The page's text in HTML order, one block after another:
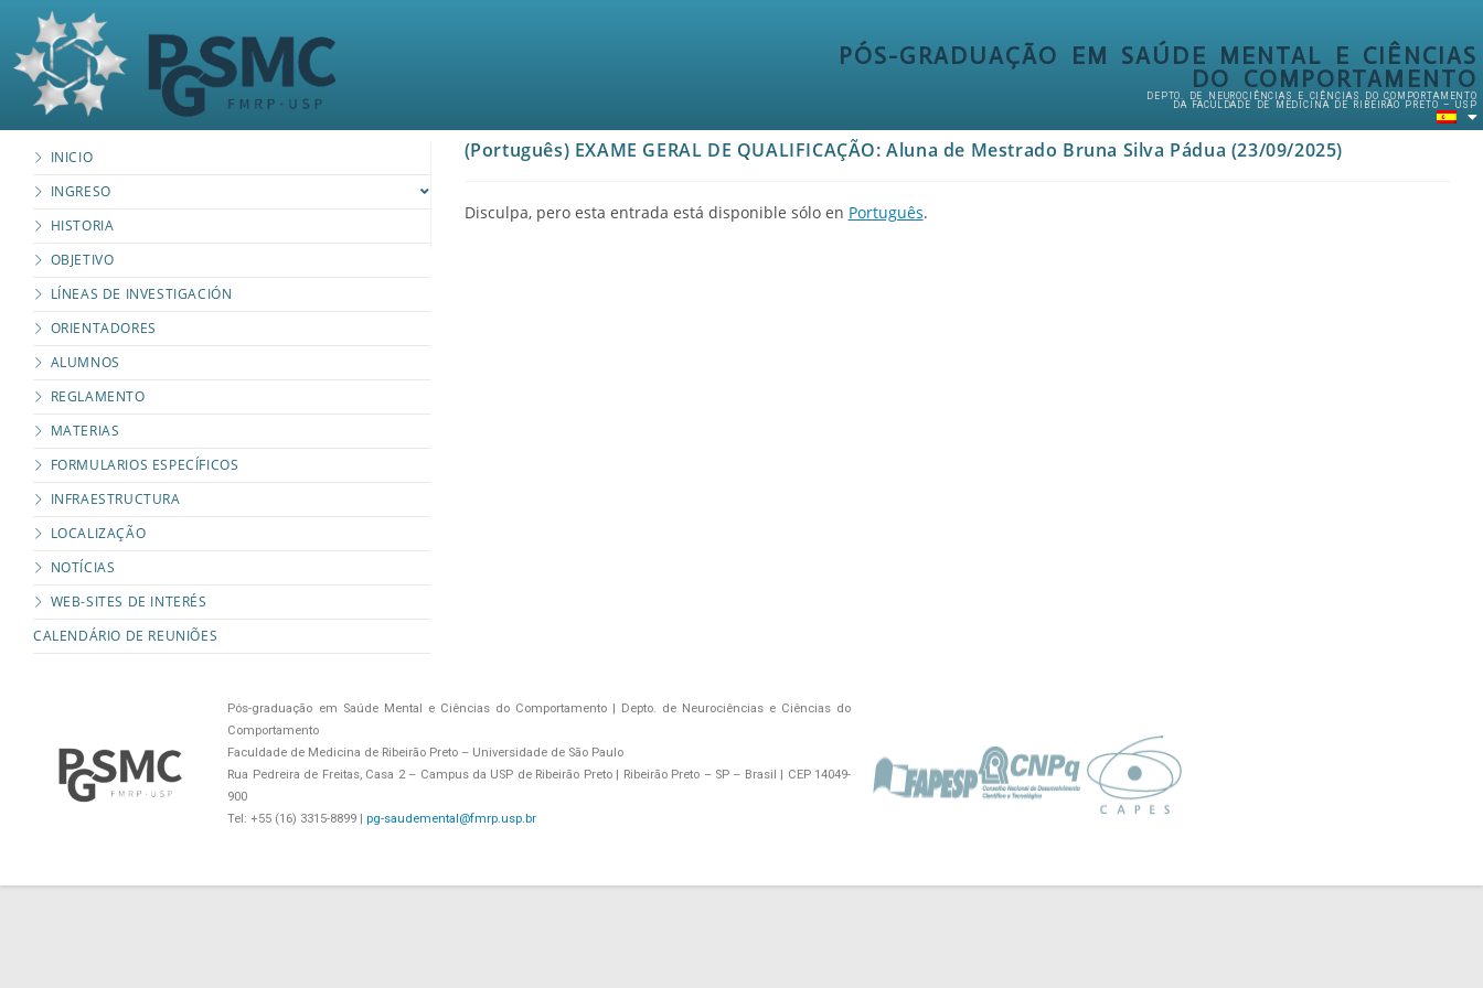
PÓS-GRADUAÇÃO EM SAÚDE MENTAL E CIÊNCIAS
DO COMPORTAMENTO
DEPTO. DE NEUROCIÊNCIAS E CIÊNCIAS DO COMPORTAMENTO
DA FACULDADE DE MEDICINA DE RIBEIRÃO PRETO – USP
INICIO
INGRESO
HISTORIA
OBJETIVO
LÍNEAS DE INVESTIGACIÓN
ORIENTADORES
ALUMNOS
REGLAMENTO
MATERIAS
FORMULARIOS ESPECÍFICOS
INFRAESTRUCTURA
LOCALIZAÇÃO
NOTÍCIAS
WEB-SITES DE INTERÉS
CALENDÁRIO DE REUNIÕES
(Português) EXAME GERAL DE QUALIFICAÇÃO: Aluna de Mestrado Bruna Silva Pádua (23/09/2025)
Disculpa, pero esta entrada está disponible sólo en Português.
Pós-graduação em Saúde Mental e Ciências do Comportamento | Depto. de Neurociências e Ciências do
Comportamento
Faculdade de Medicina de Ribeirão Preto – Universidade de São Paulo
Rua Pedreira de Freitas, Casa 2 – Campus da USP de Ribeirão Preto | Ribeirão Preto – SP – Brasil | CEP 14049-
900
Tel: +55 (16) 3315-8899 | pg-saudemental@fmrp.usp.br